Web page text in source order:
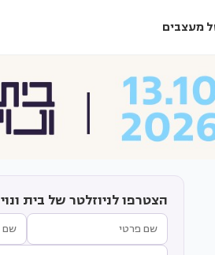
מעצבים
הצטרפו לניוזלטר של בית ונוי